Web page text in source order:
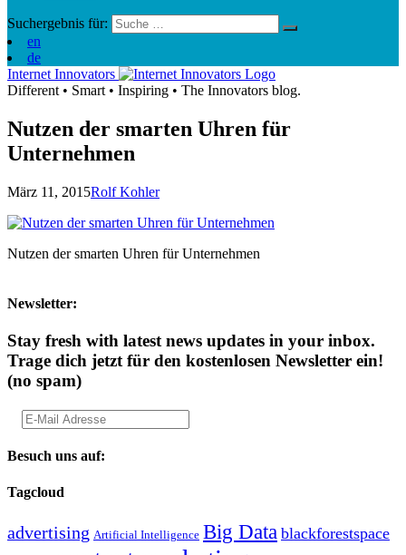
Suchergebnis für:
en
de
Internet Innovators
Different • Smart • Inspiring • The Innovators blog.
Nutzen der smarten Uhren für
Unternehmen
März 11, 2015Rolf Kohler
Nutzen der smarten Uhren für Unternehmen
Newsletter:
Stay fresh with latest news updates in your inbox.
Trage dich jetzt für den kostenlosen Newsletter ein!
(no spam)
Besuch uns auf:
Tagcloud
advertising Artificial Intelligence Big Data blackforestspace